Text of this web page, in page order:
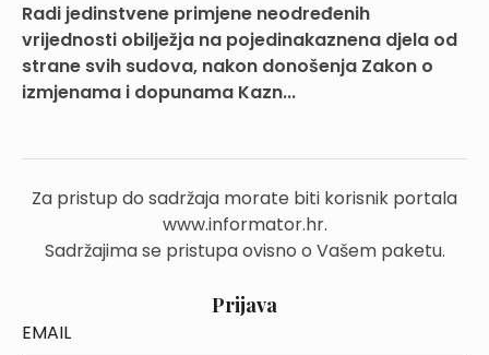
Radi jedinstvene primjene neodređenih
vrijednosti obilježja na pojedinakaznena djela od
strane svih sudova, nakon donošenja Zakon o
izmjenama i dopunama Kazn...
Za pristup do sadržaja morate biti korisnik portala
www.informator.hr.
Sadržajima se pristupa ovisno o Vašem paketu.
Prijava
EMAIL